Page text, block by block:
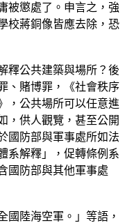
被懲處了。申言之，強
校蔣銅像皆應去除，恐
釋公共建築與場所？後
、賭博罪，《社會秩序
，公共場所可以任意進
，供人觀覽，甚至公開
國防部與軍事處所如法
系解釋」，促轉條例系
國防部與其他軍事處
國陸海空軍。」等語，